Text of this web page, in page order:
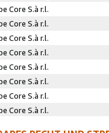
Core S.à r.l.
Core S.à r.l.
Core S.à r.l.
Core S.à r.l.
Core S.à r.l.
Core S.à r.l.
Core S.à r.l.
Core S.à r.l.